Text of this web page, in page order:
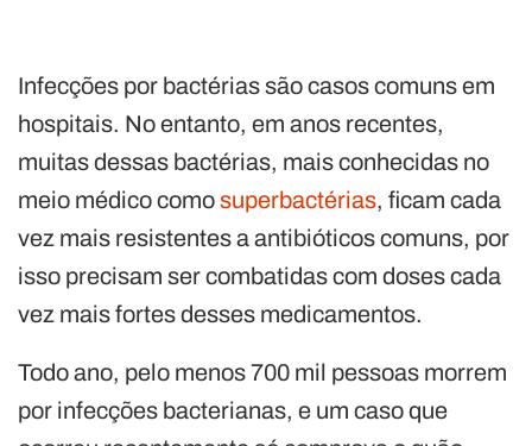
Infecções por bactérias são casos comuns em
hospitais. No entanto, em anos recentes,
muitas dessas bactérias, mais conhecidas no
meio médico comosuperbactérias, ficam cada
vez mais resistentes a antibióticos comuns, por
isso precisam ser combatidas com doses cada
vez mais fortes desses medicamentos.
Todo ano, pelo menos 700 mil pessoas morrem
por infecções bacterianas, e um caso que